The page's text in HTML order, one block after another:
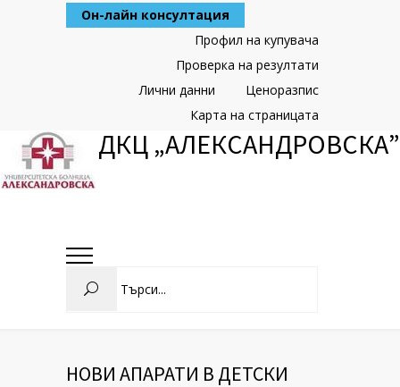
Он-лайн консултация
Профил на купувача
Проверка на резултати
Ценоразпис
Лични данни
Карта на страницата
ДКЦ „АЛЕКСАНДРОВСКА”
НОВИ АПАРАТИ В ДЕТСКИ